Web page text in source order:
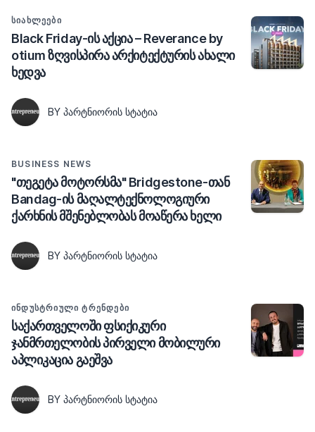
ᲡᲘᲐᲮᲚᲔᲔᲑᲘ
Black Friday-ის აქცია – Reverance by
otium ზღვისპირა არქიტექტურის ახალი
ხედვა
BY ᲞᲐᲠᲢᲜᲘᲝᲠᲘᲡ ᲡᲢᲐᲢᲘᲐ
BUSINESS NEWS
"თეგეტა მოტორსმა" Bridgestone-თან
Bandag-ის მაღალტექნოლოგიური
ქარხნის მშენებლობას მოაწერა ხელი
BY ᲞᲐᲠᲢᲜᲘᲝᲠᲘᲡ ᲡᲢᲐᲢᲘᲐ
ᲘᲜᲓᲣᲡᲢᲠᲘᲣᲚᲘ ᲢᲠᲔᲜᲓᲔᲑᲘ
საქართველოში ფსიქიკური
ჯანმრთელობის პირველი მობილური
აპლიკაცია გაეშვა
BY ᲞᲐᲠᲢᲜᲘᲝᲠᲘᲡ ᲡᲢᲐᲢᲘᲐ